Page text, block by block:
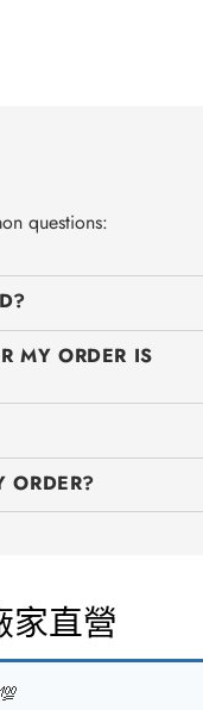
questions:
MY ORDER IS
ORDER?
家直營